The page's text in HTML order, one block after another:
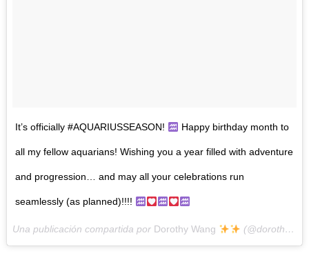
It’s officially #AQUARIUSSEASON! Happy birthday month to
all my fellow aquarians! Wishing you a year filled with adventure
and progression… and may all your celebrations run
seamlessly (as planned)!!!!
Una publicación compartida por Dorothy Wang (@dorothywang) el